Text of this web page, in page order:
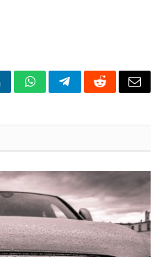
WhatsAppTelegramRedditEmail